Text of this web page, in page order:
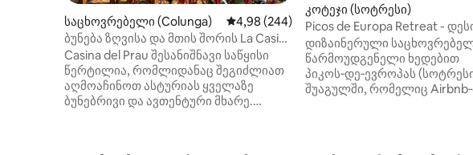
საცხოვრებელი (Colunga) საშუალო შეფასებაა 5‑დან 4,98, 244
4,98 (244)
ბუნება ზღვისა და მთის შორის La Casina
del Prau
Casina del Prau შესანიშნავი საწყისი
წერტილია, რომლიდანაც შეგიძლიათ
აღმოაჩინოთ ასტურიას ყველაზე
ბუნებრივი და ავთენტური მხარე.
კოტეჯი (სოტრესი)
Picos de Europa Retreat -
შესანიშნავი ხედები
დიზაინერული
წარმოუდგენელი ხედებით
პიკოს‑დე‑ევროპას
შუაგულში, რომელიც